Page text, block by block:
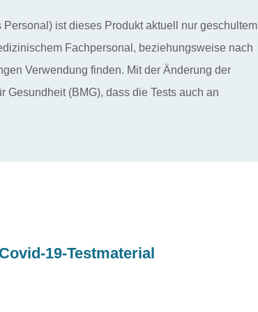
ist dieses Produkt aktuell nur geschultem
Fachpersonal, beziehungsweise nach
Verwendung finden. Mit der Änderung der
(BMG), dass die Tests auch an
19-Testmaterial